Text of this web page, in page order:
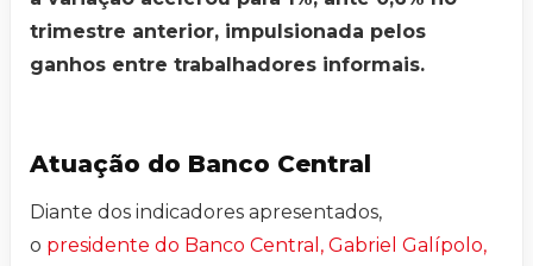
trimestre anterior, impulsionada pelos
ganhos entre trabalhadores informais.
Atuação do Banco Central
Diante dos indicadores apresentados,
o presidente do Banco Central, Gabriel Galípolo,